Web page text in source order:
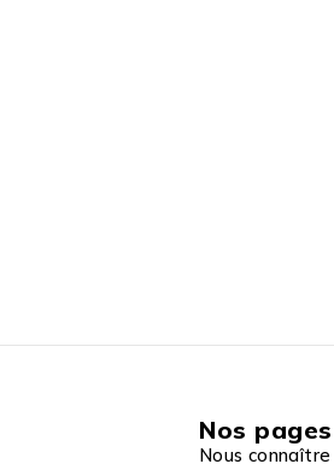
Nos pages
Nous connaître